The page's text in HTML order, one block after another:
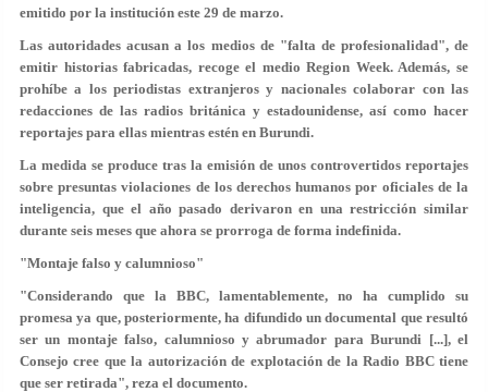
emitido por la institución este 29 de marzo.
Las autoridades acusan a los medios de "falta de profesionalidad", de
emitir historias fabricadas, recoge el medio Region Week. Además, se
prohíbe a los periodistas extranjeros y nacionales colaborar con las
redacciones de las radios británica y estadounidense, así como hacer
reportajes para ellas mientras estén en Burundi.
La medida se produce tras la emisión de unos controvertidos reportajes
sobre presuntas violaciones de los derechos humanos por oficiales de la
inteligencia, que el año pasado derivaron en una restricción similar
durante seis meses que ahora se prorroga de forma indefinida.
"Montaje falso y calumnioso"
"Considerando que la BBC, lamentablemente, no ha cumplido su
promesa ya que, posteriormente, ha difundido un documental que resultó
ser un montaje falso, calumnioso y abrumador para Burundi [...], el
Consejo cree que la autorización de explotación de la Radio BBC tiene
que ser retirada", reza el documento.